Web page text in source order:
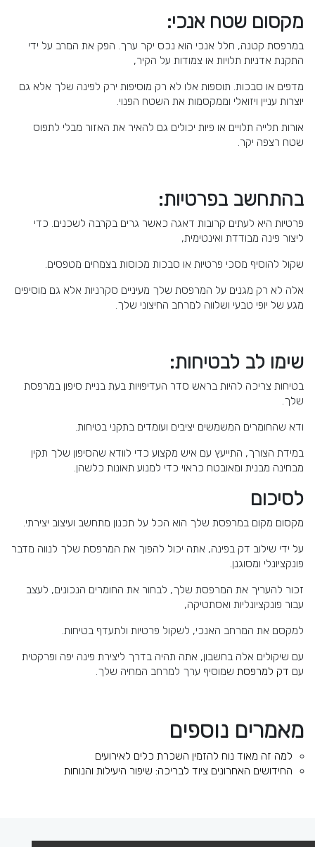
מקסום שטח אנכי:
במרפסת קטנה, חלל אנכי הוא נכס יקר ערך. הפק את המרב על ידי
התקנת אדניות תלויות או צמודות על הקיר,
מדפים או סבכות. תוספות אלו לא רק מוסיפות ירק לפינה שלך אלא גם
יוצרות עניין ויזואלי וממקסמות את השטח הפנוי.
אורות תלייה תלויים או פיות יכולים גם להאיר את האזור מבלי לתפוס
שטח רצפה יקר.
בהתחשב בפרטיות:
פרטיות היא לעתים קרובות דאגה כאשר גרים בקרבה לשכנים. כדי
ליצור פינה מבודדת ואינטימית,
שקול להוסיף מסכי פרטיות או סבכות מכוסות בצמחים מטפסים.
אלה לא רק מגנים על המרפסת שלך מעיניים סקרניות אלא גם מוסיפים
מגע של יופי טבעי ושלווה למרחב החיצוני שלך.
שימו לב לבטיחות:
בטיחות צריכה להיות בראש סדר העדיפויות בעת בניית סיפון במרפסת
שלך.
ודא שהחומרים המשמשים יציבים ועומדים בתקני בטיחות.
במידת הצורך, התייעץ עם איש מקצוע כדי לוודא שהסיפון שלך תקין
מבחינה מבנית ומאובטח כראוי כדי למנוע תאונות כלשהן.
לסיכום
מקסום מקום במרפסת שלך הוא הכל על תכנון מתחשב ועיצוב יצירתי.
על ידי שילוב דק בפינה, אתה יכול להפוך את המרפסת שלך לנווה מדבר
פונקציונלי ומסוגנן.
זכור להעריך את המרפסת שלך, לבחור את החומרים הנכונים, לעצב
עבור פונקציונליות ואסתטיקה,
למקסם את המרחב האנכי, לשקול פרטיות ולתעדף בטיחות.
עם שיקולים אלה בחשבון, אתה תהיה בדרך ליצירת פינה יפה ופרקטית
עם דק למרפסת שמוסיף ערך למרחב המחיה שלך.
מאמרים נוספים
למה זה מאוד נוח להזמין השכרת כלים לאירועים
החידושים האחרונים ציוד לבריכה: שיפור היעילות והנוחות